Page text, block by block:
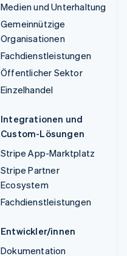
Medien und Unterhaltung
Gemeinnützige
Organisationen
Fachdienstleistungen
Öffentlicher Sektor
Einzelhandel
Integrationen und
Custom-Lösungen
Stripe App-Marktplatz
Stripe Partner
Ecosystem
Fachdienstleistungen
Entwickler/innen
Dokumentation